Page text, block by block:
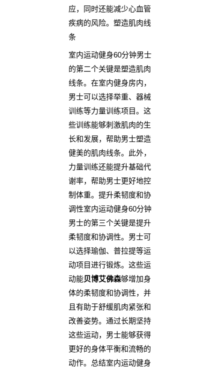
应，同时还能减少心血管
疾病的风险。塑造肌肉线
条
室内运动健身60分钟男士
的第二个关键是塑造肌肉
线条。在室内健身房内，
男士可以选择举重、器械
训练等力量训练项目。这
些训练能够刺激肌肉的生
长和发展，帮助男士塑造
健美的肌肉线条。此外，
力量训练还能提升基础代
谢率，帮助男士更好地控
制体重。提升柔韧度和协
调性室内运动健身60分钟
男士的第三个关键是提升
柔韧度和协调性。男士可
以选择瑜伽、普拉提等运
动项目进行锻炼。这些运
动能贝博艾佛森够增加身
体的柔韧度和协调性，并
且有助于舒缓肌肉紧张和
改善姿势。通过长期坚持
这些运动，男士能够获得
更好的身体平衡和流畅的
动作。总结室内运动健身